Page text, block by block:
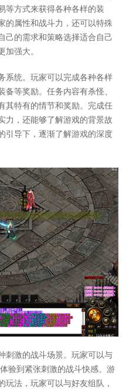
等方式来获得各种各样的装
的属性和战斗力，还可以特殊
己的需求和策略选择适合自己
加强大。
系统。玩家可以完成各种各样
备等奖励。任务内容有杀怪、
其特有的情节和奖励。完成任
力，还能够了解游戏的背景故
引导下，逐渐了解游戏的深度
刺激的战斗场景。玩家可以与
验到紧张刺激的战斗快感。游
玩法，玩家可以与好友组队，